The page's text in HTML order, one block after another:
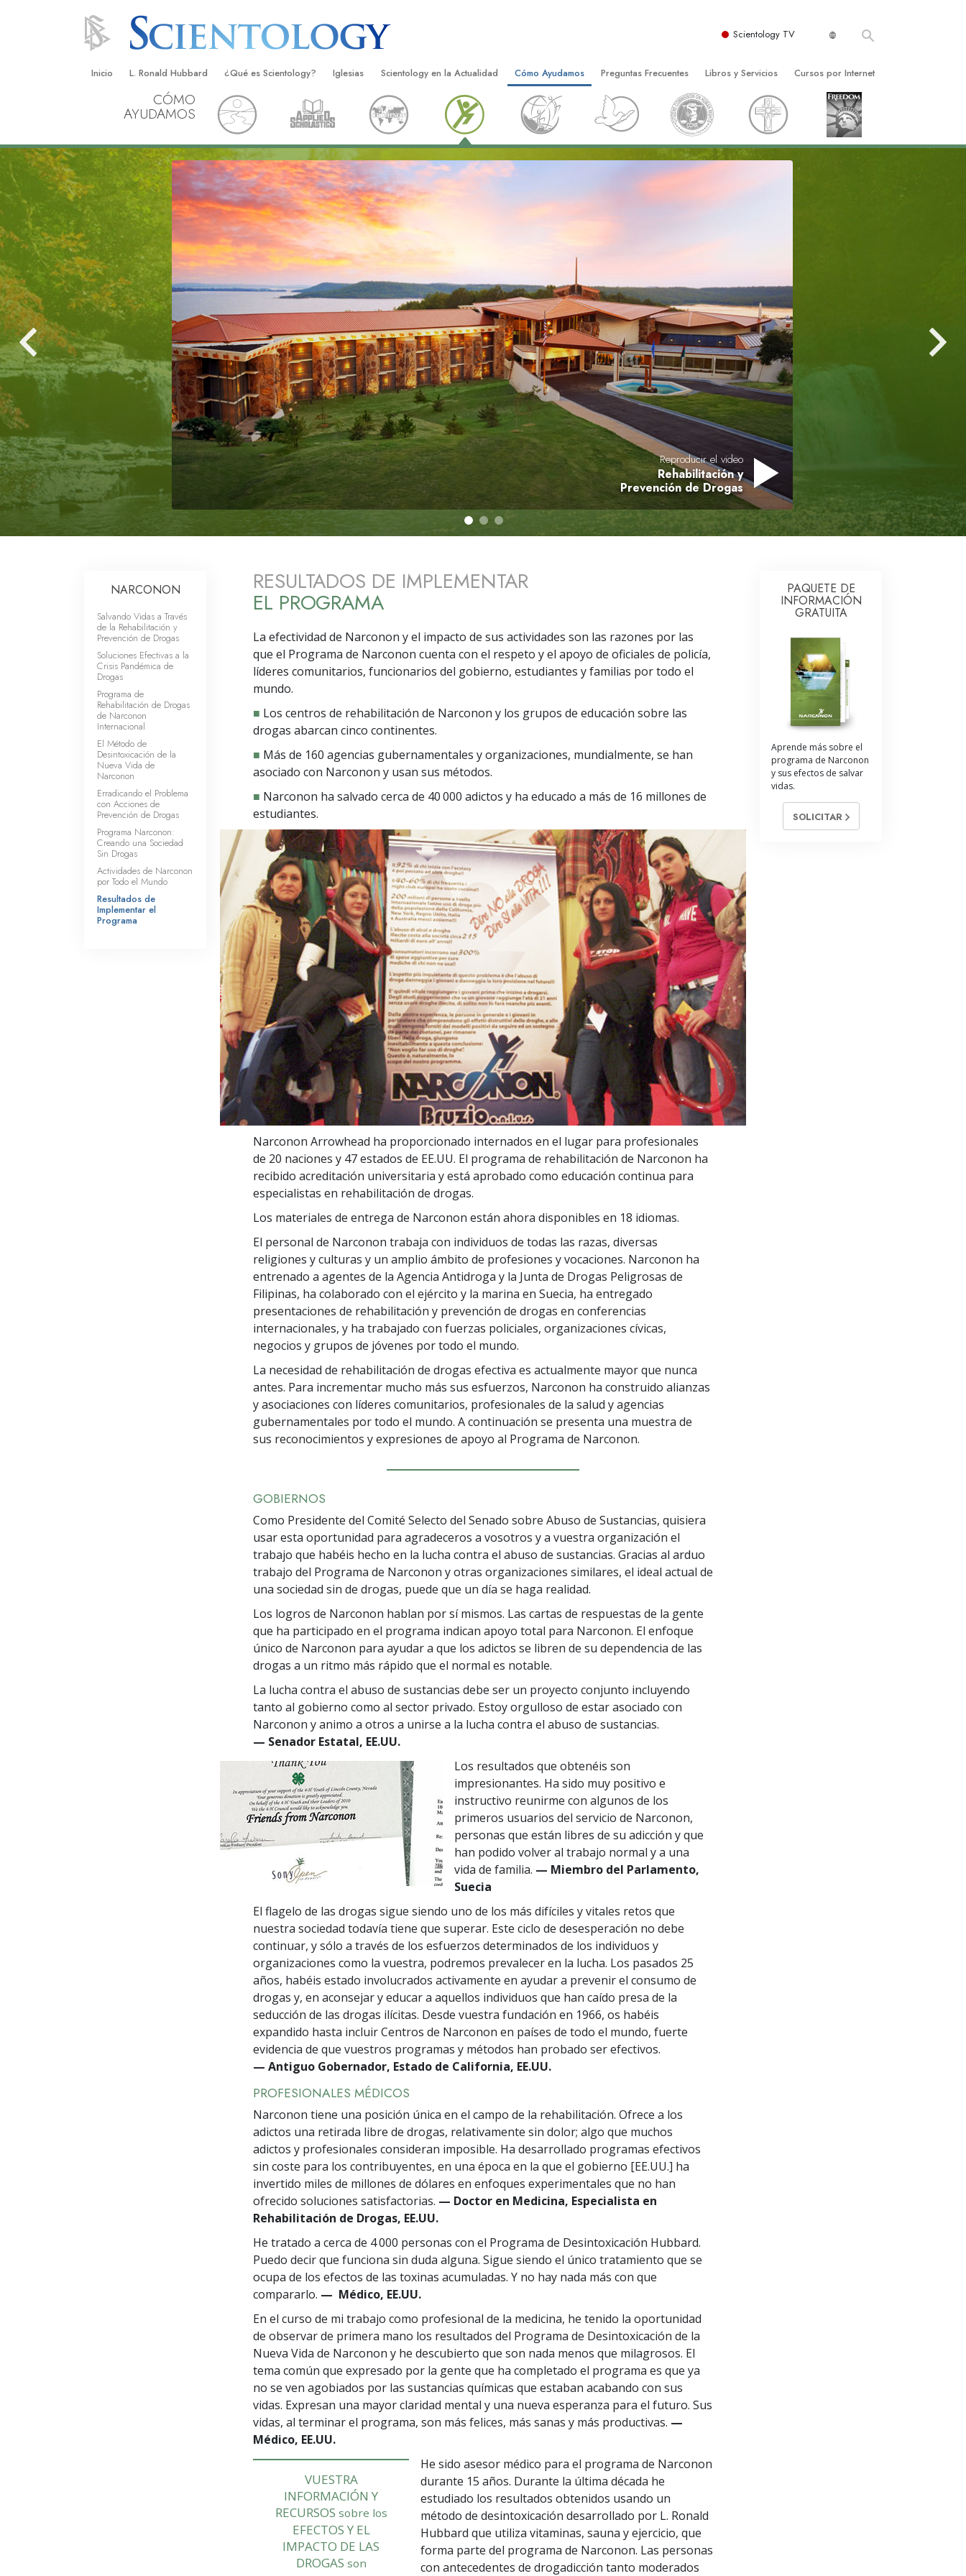
Scientology TV
Inicio L. Ronald Hubbard ¿Qué es Scientology?
Creencias y Prácticas
Credos y Códigos de Scientology
Qué dicen los Scientologists acerca de
Scientology
Conoce a un Scientologist
Dentro de una Iglesia
Los Principios Básicos de Scientology
Una Introducción a Dianética
Amor y Odio: ¿Qué es Grandeza?
Iglesias
Encontrar una Iglesia
Iglesias Ideales de Scientology
Organizaciones Avanzadas
Base en Tierra de Flag
Freewinds
Llevando Scientology al Mundo
Scientology en la Actualidad
Gran Inauguraciones
Eventos de Scientology
David Miscavige: Líder Eclesiástico de
Scientology
Cómo Ayudamos
El Camino a la Felicidad
Applied Scholastics
Criminon
Comisión de Ciudadanos por los
Derechos Humanos
Ministros Voluntarios de Scientology
Preguntas Frecuentes
Antecedentes y principios básicos
Dentro de una Iglesia
La Organización de Scientology
Libros y Servicios
Libros Iniciales
Conferencias Introductorias
Cursos por Internet
Cómo Resolver los Conflictos
Las Dinámicas de la Existencia
Los Componentes de la Comprensión
La Escala Tonal Emocional
Respuestas a las Drogas
Los Niños
Herramientas para el Entorno Laboral
La Ética y las
Condiciones
La Causa de la Supresión
Investigaciones
Los Fundamentos de la Organización
La Tecnología de Estudio
CÓMO
AYUDAMOS
Reproducir el video
Rehabilitación y
Prevención de Drogas
RESULTADOS DE IMPLEMENTAR
EL PROGRAMA
La efectividad de Narconon y el impacto de sus actividades son las razones por las
que el Programa de Narconon cuenta con el respeto y el apoyo de oficiales de policía,
líderes comunitarios, funcionarios del gobierno, estudiantes y familias por todo el
mundo.
■ Los centros de rehabilitación de Narconon y los grupos de educación sobre las
drogas abarcan cinco continentes.
■ Más de 160 agencias gubernamentales y organizaciones, mundialmente, se han
asociado con Narconon y usan sus métodos.
■ Narconon ha salvado cerca de 40 000 adictos y ha educado a más de 16 millones de
estudiantes.
Narconon Arrowhead ha proporcionado internados en el lugar para profesionales
de 20 naciones y 47 estados de EE.UU. El programa de rehabilitación de Narconon ha
recibido acreditación universitaria y está aprobado como educación continua para
especialistas en rehabilitación de drogas.
Los materiales de entrega de Narconon están ahora disponibles en 18 idiomas.
El personal de Narconon trabaja con individuos de todas las razas, diversas
religiones y culturas y un amplio ámbito de profesiones y vocaciones. Narconon ha
entrenado a agentes de la Agencia Antidroga y la Junta de Drogas Peligrosas de
Filipinas, ha colaborado con el ejército y la marina en Suecia, ha entregado
presentaciones de rehabilitación y prevención de drogas en conferencias
internacionales, y ha trabajado con fuerzas policiales, organizaciones cívicas,
negocios y grupos de jóvenes por todo el mundo.
La necesidad de rehabilitación de drogas efectiva es actualmente mayor que nunca
antes. Para incrementar mucho más sus esfuerzos, Narconon ha construido alianzas
y asociaciones con líderes comunitarios, profesionales de la salud y agencias
gubernamentales por todo el mundo. A continuación se presenta una muestra de
sus reconocimientos y expresiones de apoyo al Programa de Narconon.
GOBIERNOS
Como Presidente del Comité Selecto del Senado sobre Abuso de Sustancias, quisiera
usar esta oportunidad para agradeceros a vosotros y a vuestra organización el
trabajo que habéis hecho en la lucha contra el abuso de sustancias. Gracias al arduo
trabajo del Programa de Narconon y otras organizaciones similares, el ideal actual de
una sociedad sin de drogas, puede que un día se haga realidad.
Los logros de Narconon hablan por sí mismos. Las cartas de respuestas de la gente
que ha participado en el programa indican apoyo total para Narconon. El enfoque
único de Narconon para ayudar a que los adictos se libren de su dependencia de las
drogas a un ritmo más rápido que el normal es notable.
La lucha contra el abuso de sustancias debe ser un proyecto conjunto incluyendo
tanto al gobierno como al sector privado. Estoy orgulloso de estar asociado con
Narconon y animo a otros a unirse a la lucha contra el abuso de sustancias.
— Senador Estatal, EE.UU.
Los resultados que obtenéis son
impresionantes. Ha sido muy positivo e
instructivo reunirme con algunos de los
primeros usuarios del servicio de Narconon,
personas que están libres de su adicción y que
han podido volver al trabajo normal y a una
vida de familia. — Miembro del Parlamento,
Suecia
El flagelo de las drogas sigue siendo uno de los más difíciles y vitales retos que
nuestra sociedad todavía tiene que superar. Este ciclo de desesperación no debe
continuar, y sólo a través de los esfuerzos determinados de los individuos y
organizaciones como la vuestra, podremos prevalecer en la lucha. Los pasados 25
años, habéis estado involucrados activamente en ayudar a prevenir el consumo de
drogas y, en aconsejar y educar a aquellos individuos que han caído presa de la
seducción de las drogas ilícitas. Desde vuestra fundación en 1966, os habéis
expandido hasta incluir Centros de Narconon en países de todo el mundo, fuerte
evidencia de que vuestros programas y métodos han probado ser efectivos.
— Antiguo Gobernador, Estado de California, EE.UU.
PROFESIONALES MÉDICOS
Narconon tiene una posición única en el campo de la rehabilitación. Ofrece a los
adictos una retirada libre de drogas, relativamente sin dolor; algo que muchos
adictos y profesionales consideran imposible. Ha desarrollado programas efectivos
sin coste para los contribuyentes, en una época en la que el gobierno [EE.UU.] ha
invertido miles de millones de dólares en enfoques experimentales que no han
ofrecido soluciones satisfactorias. — Doctor en Medicina, Especialista en
Rehabilitación de Drogas, EE.UU.
He tratado a cerca de 4 000 personas con el Programa de Desintoxicación Hubbard.
Puedo decir que funciona sin duda alguna. Sigue siendo el único tratamiento que se
ocupa de los efectos de las toxinas acumuladas. Y no hay nada más con que
compararlo. — Médico, EE.UU.
En el curso de mi trabajo como profesional de la medicina, he tenido la oportunidad
de observar de primera mano los resultados del Programa de Desintoxicación de la
Nueva Vida de Narconon y he descubierto que son nada menos que milagrosos. El
tema común que expresado por la gente que ha completado el programa es que ya
no se ven agobiados por las sustancias químicas que estaban acabando con sus
vidas. Expresan una mayor claridad mental y una nueva esperanza para el futuro. Sus
vidas, al terminar el programa, son más felices, más sanas y más productivas. —
Médico, EE.UU.
VUESTRA
INFORMACIÓN Y
RECURSOS sobre los
EFECTOS Y EL
IMPACTO DE LAS
DROGAS son
He sido asesor médico para el programa de Narconon
durante 15 años. Durante la última década he
estudiado los resultados obtenidos usando un
método de desintoxicación desarrollado por L. Ronald
Hubbard que utiliza vitaminas, sauna y ejercicio, que
forma parte del programa de Narconon. Las personas
con antecedentes de drogadicción tanto moderados
NARCONON
Salvando Vidas a Través
de la Rehabilitación y
Prevención de Drogas
Soluciones Efectivas a la
Crisis Pandémica de
Drogas
Programa de
Rehabilitación de Drogas
de Narconon
Internacional
El Método de
Desintoxicación de la
Nueva Vida de
Narconon
Erradicando el Problema
con Acciones de
Prevención de Drogas
Programa Narconon:
Creando una Sociedad
Sin Drogas
Actividades de Narconon
por Todo el Mundo
Resultados de
Implementar el
Programa
PAQUETE DE
INFORMACIÓN
GRATUITA
Aprende más sobre el
programa de Narconon
y sus efectos de salvar
vidas.
SOLICITAR